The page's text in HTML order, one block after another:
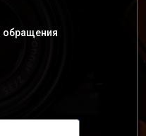
обращения